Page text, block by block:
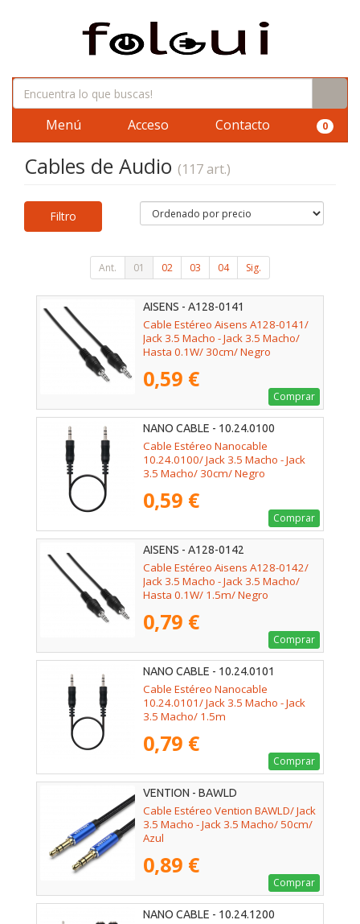
Menú Acceso Contacto 0
Cables de Audio (117 art.)
Filtro
Ant. 01 02 03 04 Sig.
AISENS - A128-0141
Cable Estéreo Aisens A128-0141/
Jack 3.5 Macho - Jack 3.5 Macho/
Hasta 0.1W/ 30cm/ Negro
0,59 €
Comprar
NANO CABLE - 10.24.0100
Cable Estéreo Nanocable
10.24.0100/ Jack 3.5 Macho - Jack
3.5 Macho/ 30cm/ Negro
0,59 €
Comprar
AISENS - A128-0142
Cable Estéreo Aisens A128-0142/
Jack 3.5 Macho - Jack 3.5 Macho/
Hasta 0.1W/ 1.5m/ Negro
0,79 €
Comprar
NANO CABLE - 10.24.0101
Cable Estéreo Nanocable
10.24.0101/ Jack 3.5 Macho - Jack
3.5 Macho/ 1.5m
0,79 €
Comprar
VENTION - BAWLD
Cable Estéreo Vention BAWLD/ Jack
3.5 Macho - Jack 3.5 Macho/ 50cm/
Azul
0,89 €
Comprar
NANO CABLE - 10.24.1200